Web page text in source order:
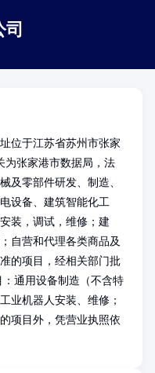
位于江苏省苏州市张家
为张家港市数据局，法
及零部件研发、制造、
设备、建筑智能化工
装，调试，维修；建
自营和代理各类商品及
的项目，经相关部门批
通用设备制造（不含特
业机器人安装、维修；
项目外，凭营业执照依